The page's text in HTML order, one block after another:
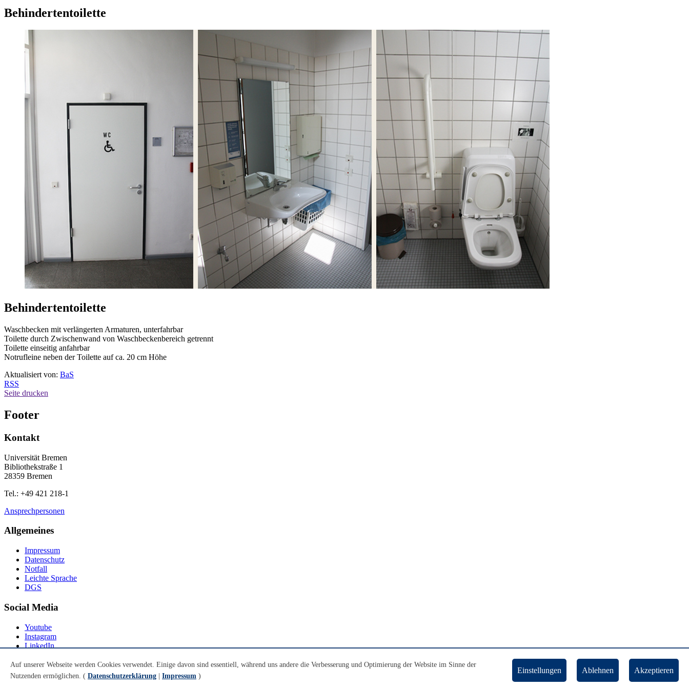
Behindertentoilette
Behindertentoilette
Waschbecken mit verlängerten Armaturen, unterfahrbar
Toilette durch Zwischenwand von Waschbeckenbereich getrennt
Toilette einseitig anfahrbar
Notrufleine neben der Toilette auf ca. 20 cm Höhe
Aktualisiert von: BaS
RSS
Seite drucken
Footer
Kontakt
Universität Bremen
Bibliothekstraße 1
28359 Bremen
Tel.: +49 421 218-1
Ansprechpersonen
Allgemeines
Impressum
Datenschutz
Notfall
Leichte Sprache
DGS
Social Media
Youtube
Instagram
LinkedIn
© Universität Bremen 2026
Zum Seitenende springen Zum Seitenanfang springen
Auf unserer Webseite werden Cookies verwendet. Einige davon sind essentiell, während uns andere die Verbesserung und Optimierung der Website im Sinne der
Nutzenden ermöglichen. ( Datenschutzerklärung | Impressum )
Einstellungen Ablehnen Akzeptieren